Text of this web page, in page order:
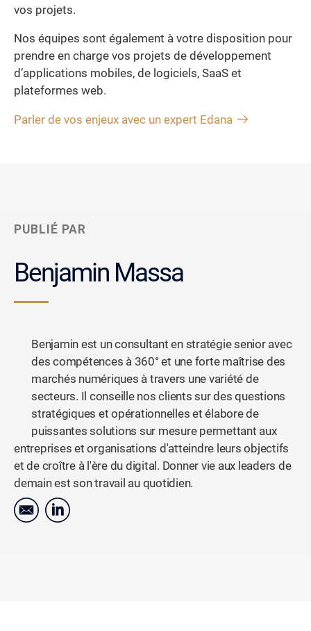
vos projets.
Nos équipes sont également à votre disposition pour
prendre en charge vos projets de développement
d’applications mobiles, de logiciels, SaaS et
plateformes web.
Parler de vos enjeux avec un expert Edana
PUBLIÉ PAR
Benjamin Massa
Benjamin est un consultant en stratégie senior avec
des compétences à 360° et une forte maîtrise des
marchés numériques à travers une variété de
secteurs. Il conseille nos clients sur des questions
stratégiques et opérationnelles et élabore de
puissantes solutions sur mesure permettant aux
entreprises et organisations d'atteindre leurs objectifs
et de croître à l'ère du digital. Donner vie aux leaders de
demain est son travail au quotidien.